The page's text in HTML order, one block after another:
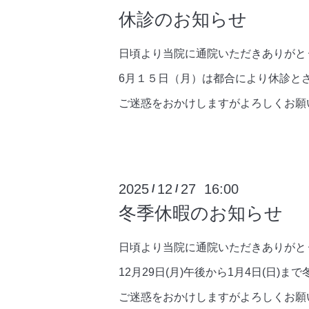
休診のお知らせ
日頃より当院に通院いただきありが
6月１５日（月）は都合により休診と
ご迷惑をおかけしますがよろしくお
2025 / 12 / 27 16:00
冬季休暇のお知らせ
日頃より当院に通院いただきありが
12月29日(月)午後から1月4日(日)まで
ご迷惑をおかけしますがよろしくお